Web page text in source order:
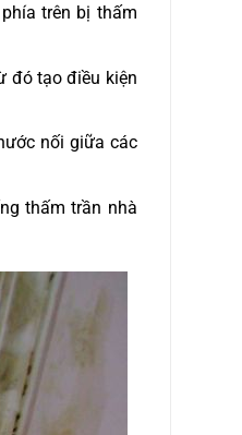
trên bị thấm
đó tạo điều kiện
nối giữa các
thấm trần nhà